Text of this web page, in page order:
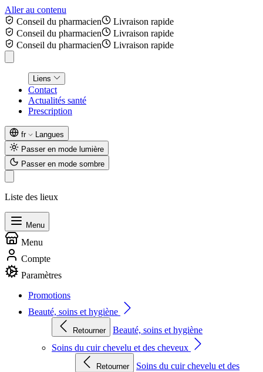
Aller au contenu
Conseil du pharmacien
Livraison rapide
Conseil du pharmacien
Livraison rapide
Conseil du pharmacien
Livraison rapide
Liens
Contact
Actualités santé
Prescription
fr
Langues
Passer en mode lumière
Passer en mode sombre
Liste des lieux
Menu
Menu
Compte
Paramètres
Promotions
Beauté, soins et hygiène
Retourner
Beauté, soins et hygiène
Soins du cuir chevelu et des cheveux
Retourner
Soins du cuir chevelu et des